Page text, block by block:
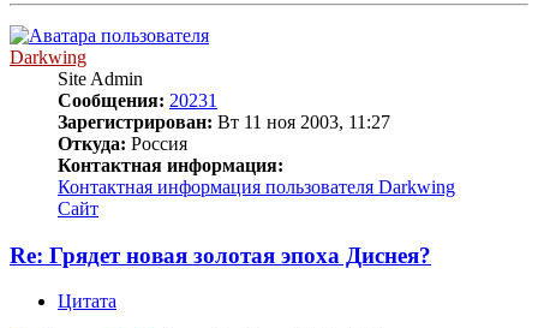
Darkwing
Site Admin
Сообщения: 20231
Зарегистрирован: Вт 11 ноя 2003, 11:27
Откуда: Россия
Контактная информация:
Контактная информация пользователя Darkwing
Сайт
Re: Грядет новая золотая эпоха Диснея?
Цитата